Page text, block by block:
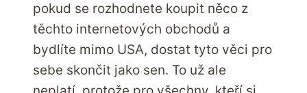
pokud se rozhodnete koupit něco z
těchto internetových obchodů a
bydlíte mimo USA, dostat tyto věci pro
sebe skončit jako sen. To už ale